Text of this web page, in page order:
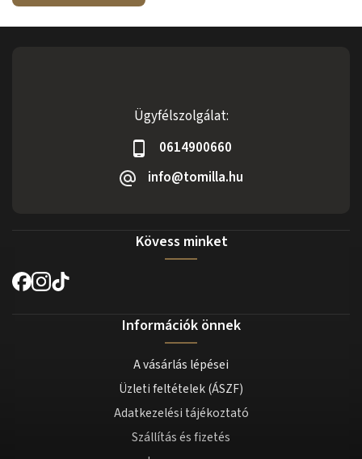
Ügyfélszolgálat:
0614900660
info@tomilla.hu
Kövess minket
Információk önnek
A vásárlás lépései
Üzleti feltételek (ÁSZF)
Adatkezelési tájékoztató
Szállítás és fizetés